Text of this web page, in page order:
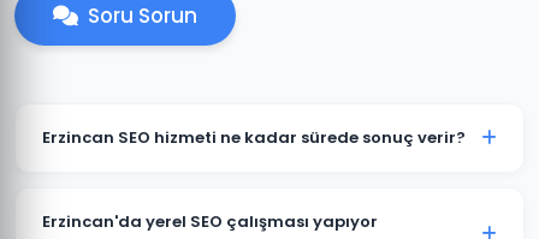
Soru Sorun
Erzincan SEO hizmeti ne kadar sürede sonuç verir?
anlamlı sonuçlar görülmeye başlar. Erzincan'daki
Erzincan'da yerel SEO çalışması yapıyor